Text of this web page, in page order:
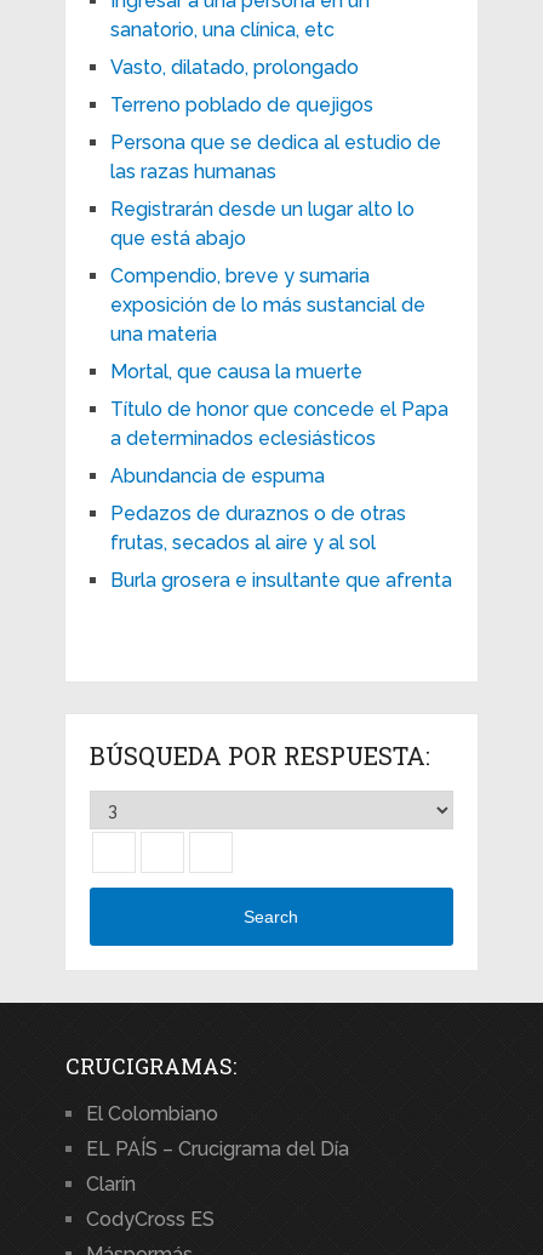
sanatorio, una clínica, etc
Vasto, dilatado, prolongado
Terreno poblado de quejigos
Persona que se dedica al estudio de
las razas humanas
Registrarán desde un lugar alto lo
que está abajo
Compendio, breve y sumaria
exposición de lo más sustancial de
una materia
Mortal, que causa la muerte
Título de honor que concede el Papa
a determinados eclesiásticos
Abundancia de espuma
Pedazos de duraznos o de otras
frutas, secados al aire y al sol
Burla grosera e insultante que afrenta
BÚSQUEDA POR RESPUESTA:
Search
CRUCIGRAMAS:
El Colombiano
EL PAÍS – Crucigrama del Día
Clarín
CodyCross ES